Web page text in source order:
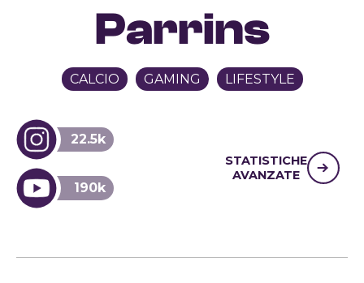
Parrins
CALCIO GAMING LIFESTYLE
22.5k
190k
STATISTICHE
AVANZATE